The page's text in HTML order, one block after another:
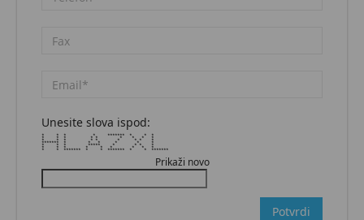
Unesite slova ispod:
* * * * ******* * * *
* * * * * * * * *
* * * * * * * * *
******* * * * * * *
* * * ***** * * * *
* * * * * * * * *
* * ******* * * ******* * * *******
Prikaži novo
Potvrdi